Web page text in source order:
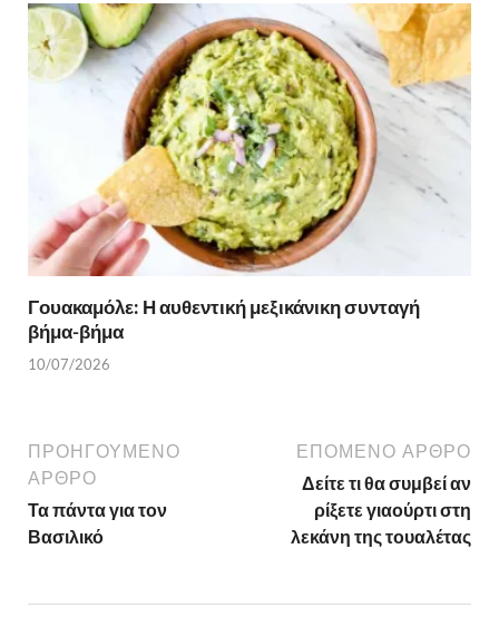
Γουακαμόλε: Η αυθεντική μεξικάνικη συνταγή
βήμα-βήμα
10/07/2026
ΠΡΟΗΓΟΎΜΕΝΟ
ΆΡΘΡΟ
Τα πάντα για τον
Βασιλικό
ΕΠΌΜΕΝΟ ΆΡΘΡΟ
Δείτε τι θα συμβεί αν
ρίξετε γιαούρτι στη
λεκάνη της τουαλέτας